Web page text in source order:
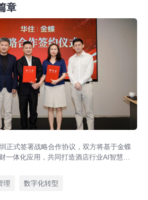
章
正式签署战略合作协议，双方将基于金蝶
一体化应用，共同打造酒店行业AI智慧财
理 数字化转型